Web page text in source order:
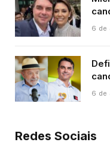
6 de
6 de
Redes Sociais